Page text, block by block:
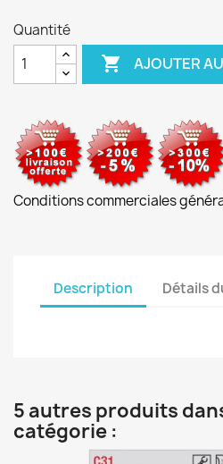
Quantité
 AJOUTER
Conditions commerciales
Description Détails
5 autres produits
catégorie :